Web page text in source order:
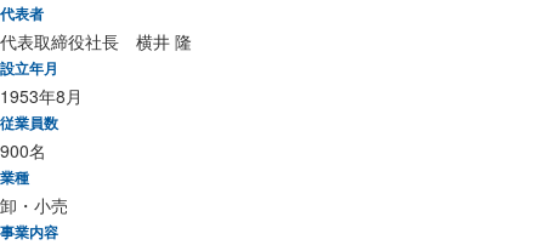
代表者
代表取締役社長 横井 隆
設立年月
1953年8月
従業員数
900名
業種
卸・小売
事業内容